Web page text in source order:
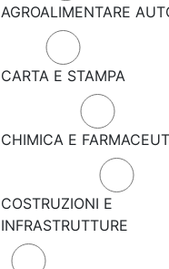
AGROALIMENTARE
CARTA E STAMPA
CHIMICA E
COSTRUZIONI E
INFRASTRUTTURE